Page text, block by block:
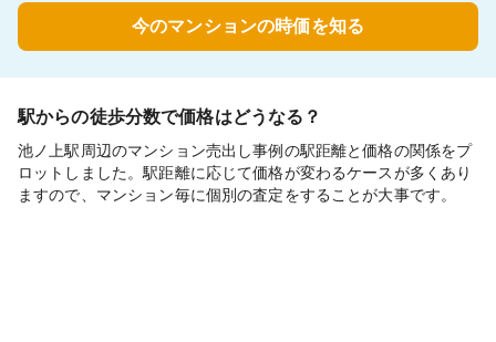
今のマンションの時価を知る
駅からの徒歩分数で価格はどうなる？
池ノ上駅周辺のマンション売出し事例の駅距離と価格の関係をプ
ロットしました。駅距離に応じて価格が変わるケースが多くあり
ますので、マンション毎に個別の査定をすることが大事です。